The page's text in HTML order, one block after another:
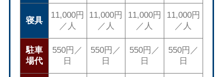
寝具
11,000円
／人
11,000円
／人
11,000円
／人
11,000円
／人
駐車
場代
550円／
日
550円／
日
550円／
日
550円／
日